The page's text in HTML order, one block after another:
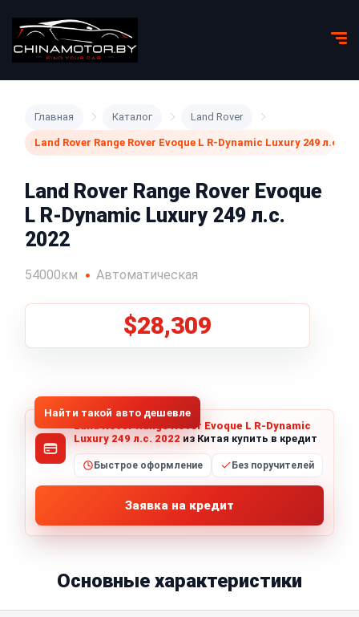
Главная Каталог Land Rover
Land Rover Range Rover Evoque L R-Dynamic Luxury 249 л.с.
Land Rover Range Rover Evoque
L R-Dynamic Luxury 249 л.с.
2022
54000км Автоматическая
$28,309
Найти такой авто дешевле
Land Rover Range Rover Evoque L R-Dynamic
Luxury 249 л.с. 2022 из Китая купить в кредит
Быстрое оформление Без поручителей
Заявка на кредит
Основные характеристики